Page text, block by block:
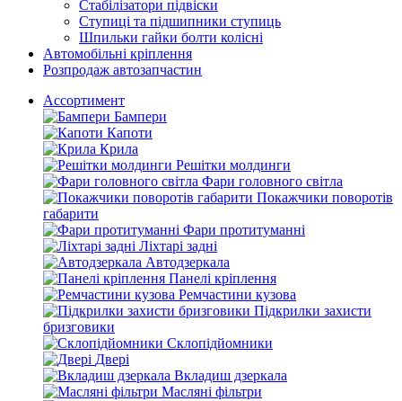
Стабілізатори підвіски
Ступиці та підшипники ступиць
Шпильки гайки болти колісні
Автомобільні кріплення
Розпродаж автозапчастин
Ассортимент
Бампери
Капоти
Крила
Решітки молдинги
Фари головного світла
Покажчики поворотів
габарити
Фари протитуманні
Ліхтарі задні
Автодзеркала
Панелі кріплення
Ремчастини кузова
Підкрилки захисти
бризговики
Склопідйомники
Двері
Вкладиш дзеркала
Масляні фільтри